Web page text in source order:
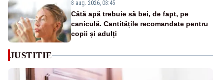
8 aug. 2026, 08:45
Câtă apă trebuie să bei, de fapt, pe
caniculă. Cantitățile recomandate pentru
copii și adulți
JUSTITIE